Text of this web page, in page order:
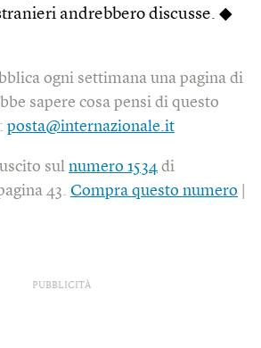
andrebbero discusse. ◆
ogni settimana una pagina di
sapere cosa pensi di questo
posta@internazionale.it
sul numero 1534 di
43. Compra questo numero
PUBBLICITÀ